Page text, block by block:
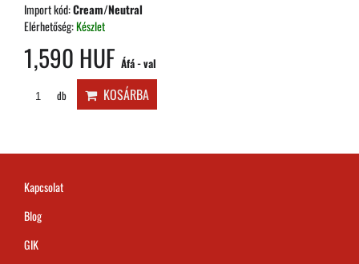
Import kód:Cream/Neutral
Elérhetőség:Készlet
1,590 HUF Áfá - val
db KOSÁRBA
Kapcsolat
Blog
GIK